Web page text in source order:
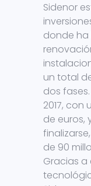
Sidenor
donde
un total
dos
2017, con
de euros,
de 90
Gracias